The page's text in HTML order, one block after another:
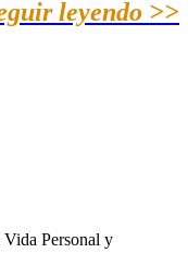
leyendo >>
Personal y